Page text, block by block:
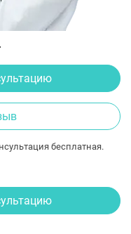
бесплатная.